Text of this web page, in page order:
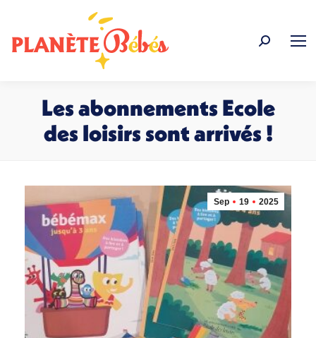
Recherche
Les abonnements Ecole
des loisirs sont arrivés !
Sep 19 2025